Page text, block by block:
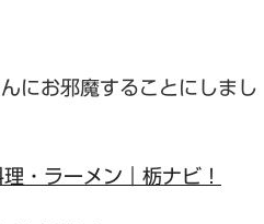
にお邪魔することにしまし
・ラーメン｜栃ナビ！